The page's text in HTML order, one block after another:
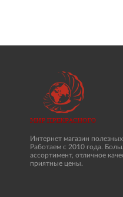
Интернет магазин
Работаем с 2010 года.
ассортимент, отличное
приятные цены.